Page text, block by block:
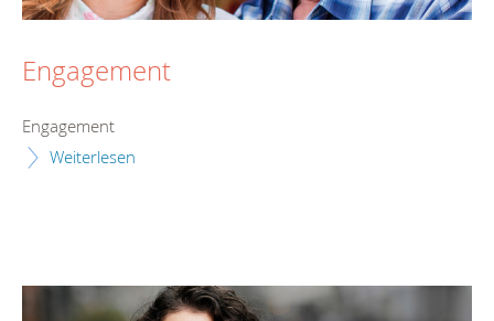
Engagement
Engagement
Weiterlesen